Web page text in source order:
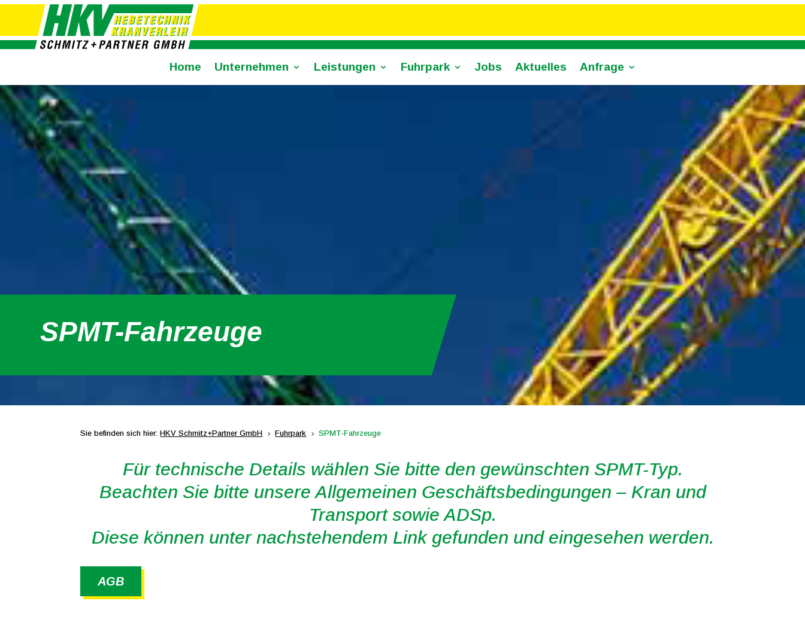
Home Unternehmen Leistungen Fuhrpark Jobs Aktuelles Anfrage
SPMT-Fahrzeuge
Sie befinden sich hier: HKV Schmitz+Partner GmbH 5 Fuhrpark 5 SPMT-Fahrzeuge
Für technische Details wählen Sie bitte den gewünschten SPMT-Typ.
Beachten Sie bitte unsere Allgemeinen Geschäftsbedingungen – Kran und
Transport sowie ADSp.
Diese können unter nachstehendem Link gefunden und eingesehen werden.
AGB